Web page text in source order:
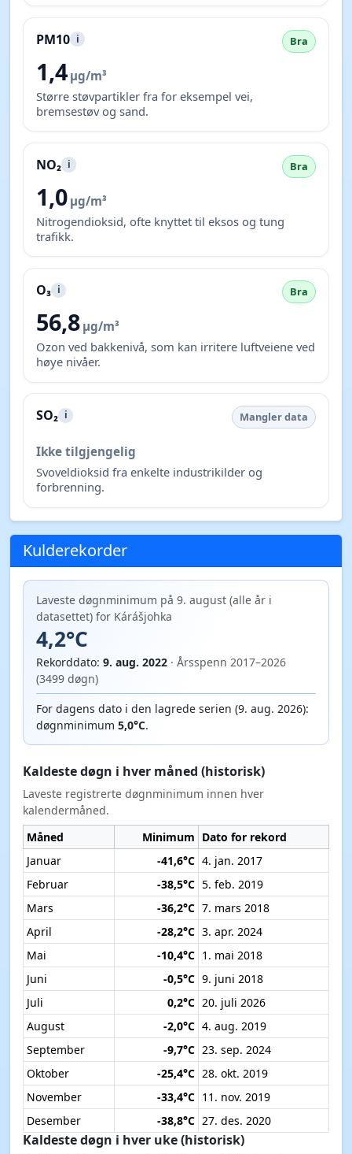
PM10 i Bra
1,4 µg/m³
Større støvpartikler fra for eksempel vei,
bremsestøv og sand.
NO₂ i Bra
1,0 µg/m³
Nitrogendioksid, ofte knyttet til eksos og tung
trafikk.
O₃ i Bra
56,8 µg/m³
Ozon ved bakkenivå, som kan irritere luftveiene ved
høye nivåer.
SO₂ i Mangler data
Ikke tilgjengelig
Svoveldioksid fra enkelte industrikilder og
forbrenning.
Kulderekorder
Laveste døgnminimum på 9. august (alle år i
datasettet) for Kárášjohka
4,2°C
Rekorddato: 9. aug. 2022 · Årsspenn 2017–2026
(3499 døgn)
For dagens dato i den lagrede serien (9. aug. 2026):
døgnminimum 5,0°C.
Kaldeste døgn i hver måned (historisk)
Laveste registrerte døgnminimum innen hver
kalendermåned.
Måned
Minimum Dato for rekord
Januar
-41,6°C 4. jan. 2017
Februar
-38,5°C 5. feb. 2019
Mars
-36,2°C 7. mars 2018
April
-28,2°C 3. apr. 2024
Mai
-10,4°C 1. mai 2018
Juni
-0,5°C 9. juni 2018
Juli
0,2°C 20. juli 2026
August
-2,0°C 4. aug. 2019
September
-9,7°C 23. sep. 2024
Oktober
-25,4°C 28. okt. 2019
November
-33,4°C 11. nov. 2019
Desember
-38,8°C 27. des. 2020
Kaldeste døgn i hver uke (historisk)